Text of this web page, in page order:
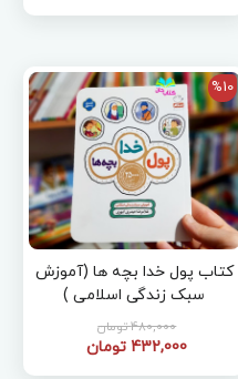
%10
کتاب پول خدا بچه ها (آموزش
سبک زندگی اسلامی )
480,000 تومان
432,000 تومان